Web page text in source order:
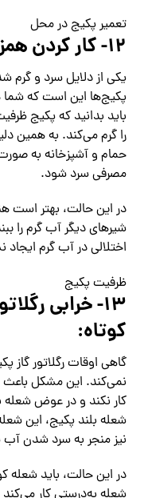
تعمیر پکیج در محل
۱۲- کار کردن همزمان چند شیر آب گرم:
یکی از دلایل سرد و گرم
پکیج‌ها این است که شما
باید بدانید که پکیج
را گرم می‌کند. به همین
حمام و آشپزخانه به
مصرفی سرد شود.
در این حالت، بهتر است
شیرهای دیگر آب گرم را
اختلالی در آب گرم ایجاد
ظرفیت پکیج
۱۳- خرابی
کوتاه:
گاهی اوقات رگلاتور
نمی‌کند. این مشکل
کار نکند و در عوض
شعله بلند پکیج، این
نیز منجر به سرد شدن
در این حالت، باید شعله